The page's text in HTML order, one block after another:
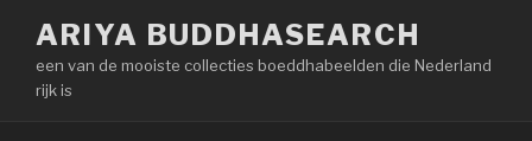
inhoud
springen
ARIYA BUDDHASEARCH
een van de mooiste collecties boeddhabeelden die Nederland
rijk is